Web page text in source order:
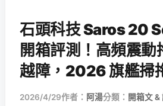
石頭科技 Saros 20
開箱評測！高頻震
越障，2026 旗艦掃
2026/4/29作者： 阿湯分類： 開箱文 &